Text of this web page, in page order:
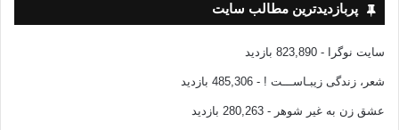
پربازدیدترین مطالب سایت
سایت نوگرا - 823,890 بازدید
شعر، زندگی زیبـاســـت ! - 485,306 بازدید
عشق زن به غیر شوهر - 280,263 بازدید